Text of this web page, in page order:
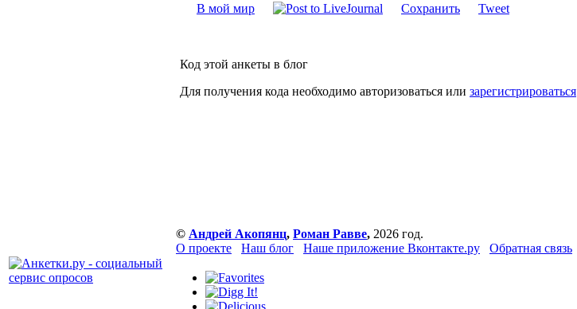
В мой мир Сохранить Tweet
Код этой анкеты в блог
Для получения кода необходимо авторизоваться или зарегистрироваться
© Андрей Акопянц, Роман Равве, 2026 год.
О проекте
Наш блог Наше приложение Вконтакте.ру Обратная связь